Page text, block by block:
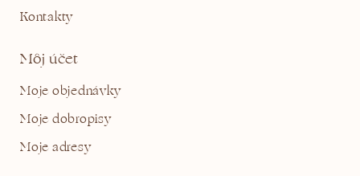
Kontakty
Môj účet
Moje objednávky
Moje dobropisy
Moje adresy